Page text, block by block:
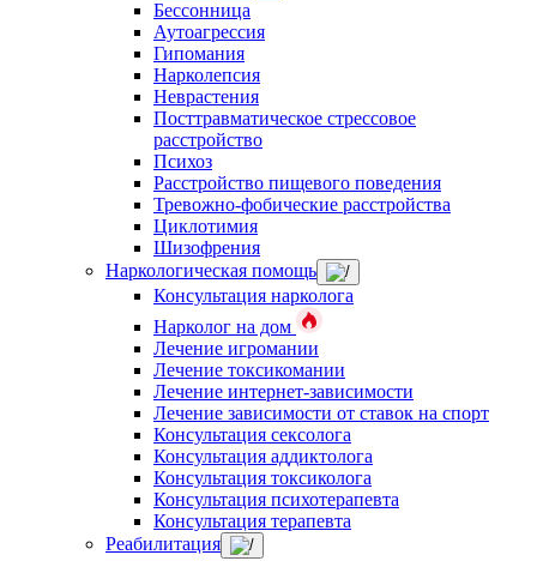
Бессонница
Аутоагрессия
Гипомания
Нарколепсия
Неврастения
Посттравматическое стрессовое
расстройство
Психоз
Расстройство пищевого поведения
Тревожно-фобические расстройства
Циклотимия
Шизофрения
Наркологическая помощь
Консультация нарколога
Нарколог на дом
Лечение игромании
Лечение токсикомании
Лечение интернет-зависимости
Лечение зависимости от ставок на спорт
Консультация сексолога
Консультация аддиктолога
Консультация токсиколога
Консультация психотерапевта
Консультация терапевта
Реабилитация